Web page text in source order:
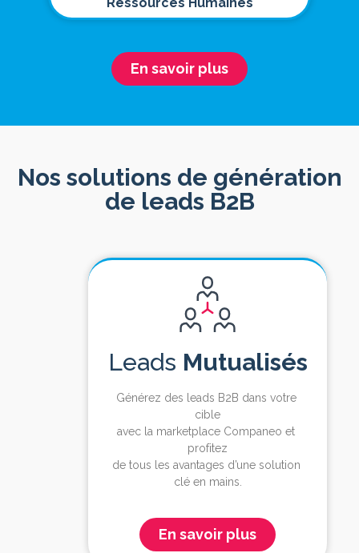
En savoir plus
Nos solutions de génération
de leads B2B
Leads Mutualisés
Générez des leads B2B dans votre
cible
avec la marketplace Companeo et
profitez
de tous les avantages d’une solution
clé en mains
En savoir plus